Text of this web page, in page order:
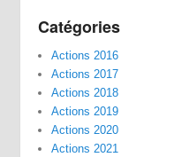
Catégories
Actions 2016
Actions 2017
Actions 2018
Actions 2019
Actions 2020
Actions 2021